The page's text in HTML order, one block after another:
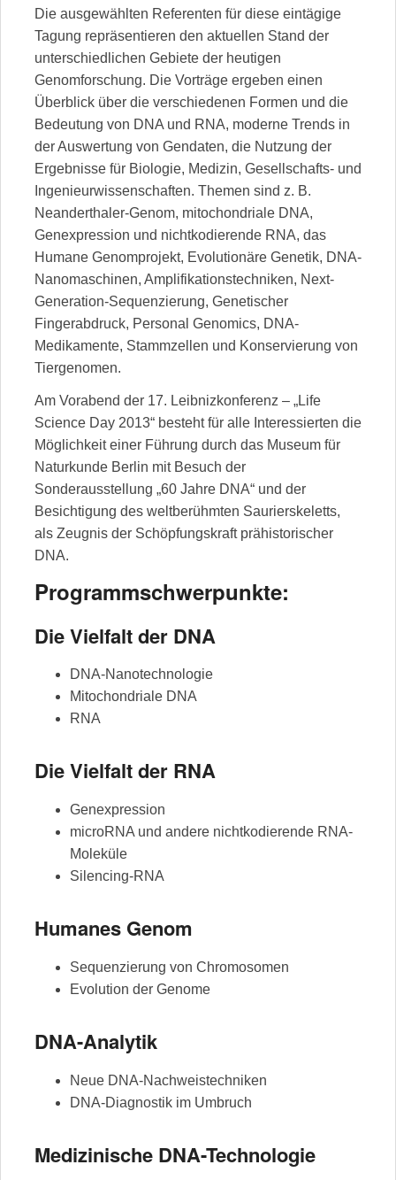
Die ausgewählten Referenten für diese eintägige
Tagung repräsentieren den aktuellen Stand der
unterschiedlichen Gebiete der heutigen
Genomforschung. Die Vorträge ergeben einen
Überblick über die verschiedenen Formen und die
Bedeutung von DNA und RNA, moderne Trends in
der Auswertung von Gendaten, die Nutzung der
Ergebnisse für Biologie, Medizin, Gesellschafts- und
Ingenieurwissenschaften. Themen sind z. B.
Neanderthaler-Genom, mitochondriale DNA,
Genexpression und nichtkodierende RNA, das
Humane Genomprojekt, Evolutionäre Genetik, DNA-
Nanomaschinen, Amplifikationstechniken, Next-
Generation-Sequenzierung, Genetischer
Fingerabdruck, Personal Genomics, DNA-
Medikamente, Stammzellen und Konservierung von
Tiergenomen.
Am Vorabend der 17. Leibnizkonferenz – „Life
Science Day 2013“ besteht für alle Interessierten die
Möglichkeit einer Führung durch das Museum für
Naturkunde Berlin mit Besuch der
Sonderausstellung „60 Jahre DNA“ und der
Besichtigung des weltberühmten Saurierskeletts,
als Zeugnis der Schöpfungskraft prähistorischer
DNA.
Programmschwerpunkte:
Die Vielfalt der DNA
DNA-Nanotechnologie
Mitochondriale DNA
RNA
Die Vielfalt der RNA
Genexpression
microRNA und andere nichtkodierende RNA-
Moleküle
Silencing-RNA
Humanes Genom
Sequenzierung von Chromosomen
Evolution der Genome
DNA-Analytik
Neue DNA-Nachweistechniken
DNA-Diagnostik im Umbruch
Medizinische DNA-Technologie